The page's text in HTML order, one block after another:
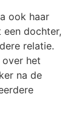
ook haar
een dochter,
relatie.
het
na de